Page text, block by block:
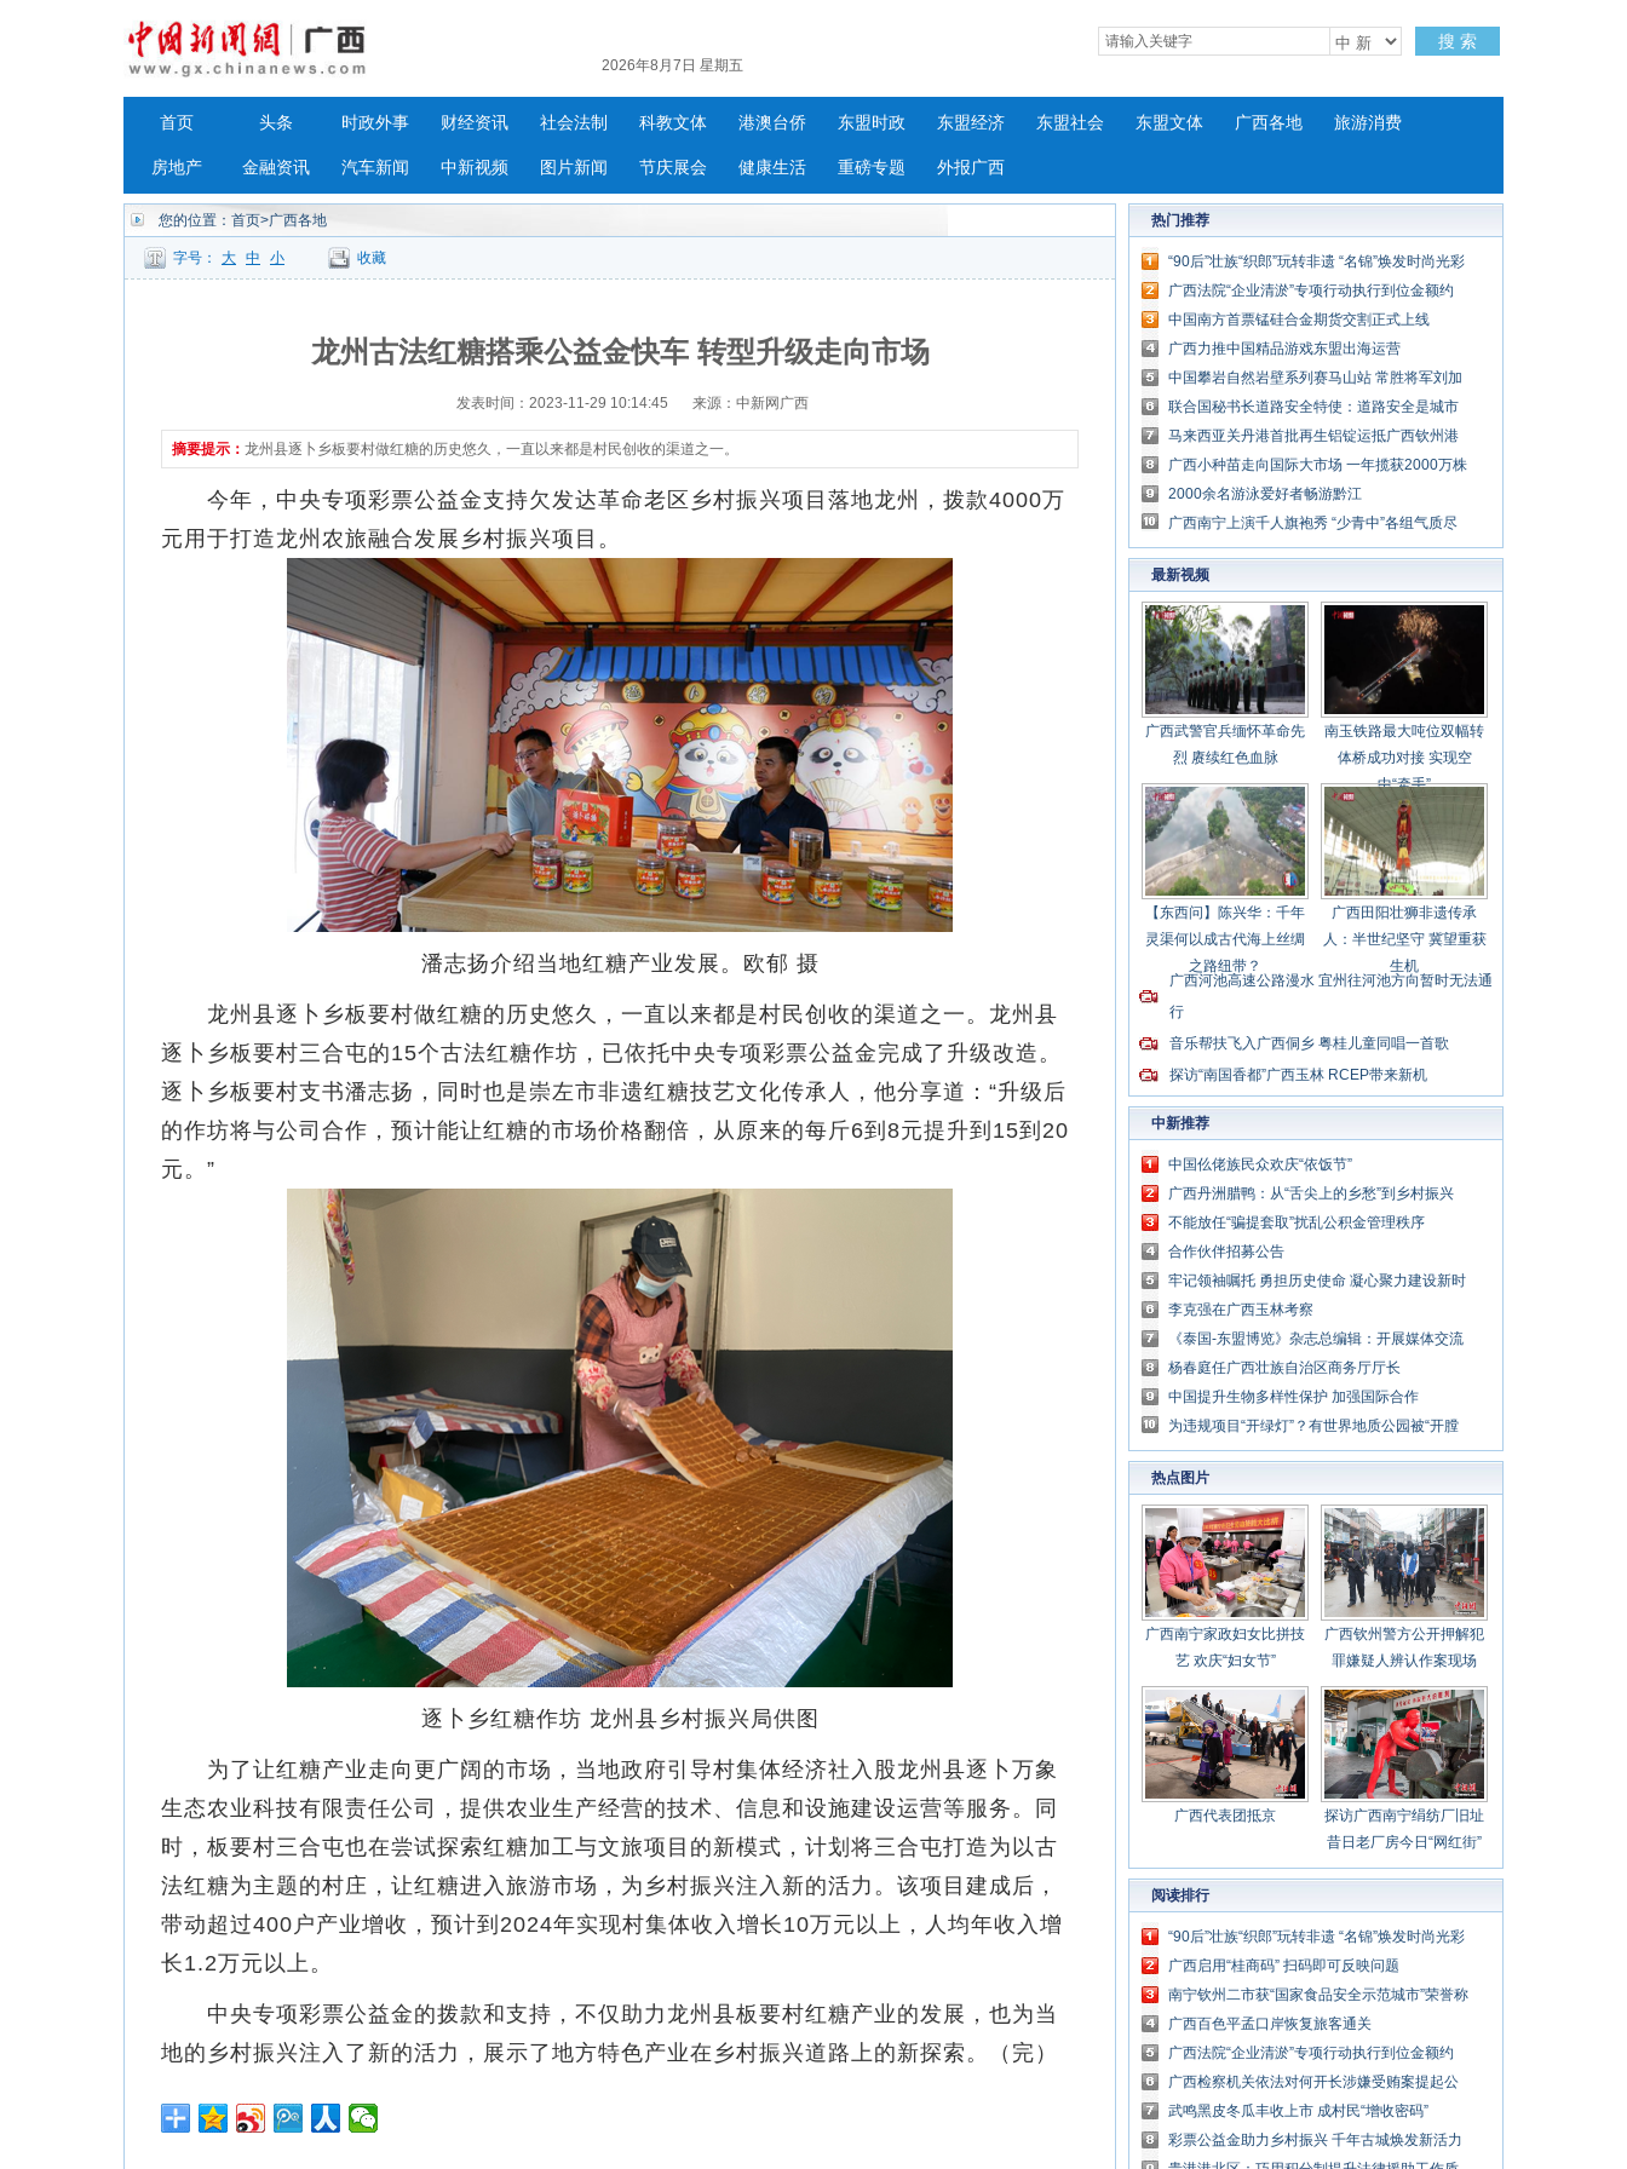
2026年8月7日 星期五
搜 索
首页 头条 时政外事 财经资讯 社会法制 科教文体 港澳台侨 东盟时政 东盟经济 东盟社会 东盟文体 广西各地 旅游消费
房地产 金融资讯 汽车新闻 中新视频 图片新闻 节庆展会 健康生活 重磅专题 外报广西
您的位置： 首页>广西各地
字号： 大 中 小 收藏
龙州古法红糖搭乘公益金快车 转型升级走向市场
发表时间：2023-11-29 10:14:45 来源：中新网广西
摘要提示： 龙州县逐卜乡板要村做红糖的历史悠久，一直以来都是村民创收的渠道之一。
今年，中央专项彩票公益金支持欠发达革命老区乡村振兴项目落地龙州，拨款4000万
元用于打造龙州农旅融合发展乡村振兴项目。
潘志扬介绍当地红糖产业发展。欧郁 摄
龙州县逐卜乡板要村做红糖的历史悠久，一直以来都是村民创收的渠道之一。龙州县
逐卜乡板要村三合屯的15个古法红糖作坊，已依托中央专项彩票公益金完成了升级改造。
逐卜乡板要村支书潘志扬，同时也是崇左市非遗红糖技艺文化传承人，他分享道：“升级后
的作坊将与公司合作，预计能让红糖的市场价格翻倍，从原来的每斤6到8元提升到15到20
元。”
逐卜乡红糖作坊 龙州县乡村振兴局供图
为了让红糖产业走向更广阔的市场，当地政府引导村集体经济社入股龙州县逐卜万象
生态农业科技有限责任公司，提供农业生产经营的技术、信息和设施建设运营等服务。同
时，板要村三合屯也在尝试探索红糖加工与文旅项目的新模式，计划将三合屯打造为以古
法红糖为主题的村庄，让红糖进入旅游市场，为乡村振兴注入新的活力。该项目建成后，
带动超过400户产业增收，预计到2024年实现村集体收入增长10万元以上，人均年收入增
长1.2万元以上。
中央专项彩票公益金的拨款和支持，不仅助力龙州县板要村红糖产业的发展，也为当
地的乡村振兴注入了新的活力，展示了地方特色产业在乡村振兴道路上的新探索。（完）
热门推荐
“90后”壮族“织郎”玩转非遗 “名锦”焕发时尚光彩
广西法院“企业清淤”专项行动执行到位金额约
180亿元
中国南方首票锰硅合金期货交割正式上线
广西力推中国精品游戏东盟出海运营
中国攀岩自然岩壁系列赛马山站 常胜将军刘加
再夺冠
联合国秘书长道路安全特使：道路安全是城市
进步风向标
马来西亚关丹港首批再生铝锭运抵广西钦州港
广西小种苗走向国际大市场 一年揽获2000万株
外贸订单
2000余名游泳爱好者畅游黔江
广西南宁上演千人旗袍秀 “少青中”各组气质尽
显
最新视频
广西武警官兵缅怀革命先
烈 赓续红色血脉
南玉铁路最大吨位双幅转
体桥成功对接 实现空
中“牵手”
【东西问】陈兴华：千年
灵渠何以成古代海上丝绸
之路纽带？
广西田阳壮狮非遗传承
人：半世纪坚守 冀望重获
生机
广西河池高速公路漫水 宜州往河池方向暂时无法通
行
音乐帮扶飞入广西侗乡 粤桂儿童同唱一首歌
探访“南国香都”广西玉林 RCEP带来新机
中新推荐
中国仫佬族民众欢庆“依饭节”
广西丹洲腊鸭：从“舌尖上的乡愁”到乡村振兴
的“利器”
不能放任“骗提套取”扰乱公积金管理秩序
合作伙伴招募公告
牢记领袖嘱托 勇担历史使命 凝心聚力建设新时
代中国特色社会主义壮美广西
李克强在广西玉林考察
《泰国-东盟博览》杂志总编辑：开展媒体交流
讲好中国与东盟合作故事
杨春庭任广西壮族自治区商务厅厅长
中国提升生物多样性保护 加强国际合作
为违规项目“开绿灯”？有世界地质公园被“开膛
破肚”
热点图片
广西南宁家政妇女比拼技
艺 欢庆“妇女节”
广西钦州警方公开押解犯
罪嫌疑人辨认作案现场
广西代表团抵京
探访广西南宁绢纺厂旧址
昔日老厂房今日“网红街”
阅读排行
“90后”壮族“织郎”玩转非遗 “名锦”焕发时尚光彩
广西启用“桂商码” 扫码即可反映问题
南宁钦州二市获“国家食品安全示范城市”荣誉称
号
广西百色平孟口岸恢复旅客通关
广西法院“企业清淤”专项行动执行到位金额约
180亿元
广西检察机关依法对何开长涉嫌受贿案提起公
诉
武鸣黑皮冬瓜丰收上市 成村民“增收密码”
彩票公益金助力乡村振兴 千年古城焕发新活力